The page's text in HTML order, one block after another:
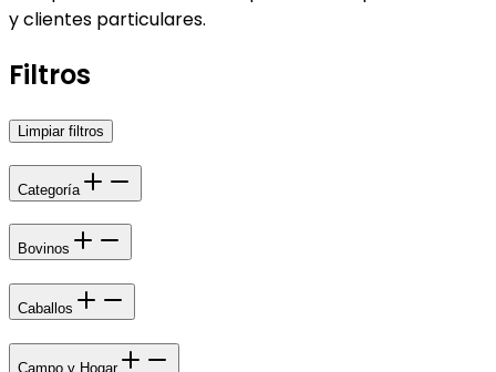
y clientes particulares.
Filtros
Limpiar filtros
Categoría
Bovinos
Caballos
Campo y Hogar